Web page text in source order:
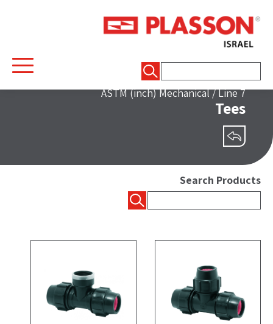
ASTM (inch) Mechanical/Line 7
Tees
Search Products